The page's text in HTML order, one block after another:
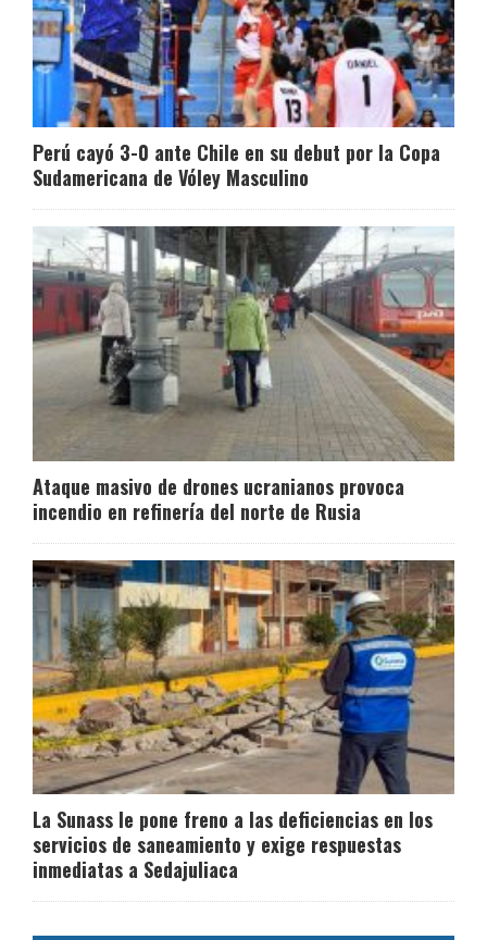
Perú cayó 3-0 ante Chile en su debut por la Copa
Sudamericana de Vóley Masculino
Ataque masivo de drones ucranianos provoca
incendio en refinería del norte de Rusia
La Sunass le pone freno a las deficiencias en los
servicios de saneamiento y exige respuestas
inmediatas a Sedajuliaca